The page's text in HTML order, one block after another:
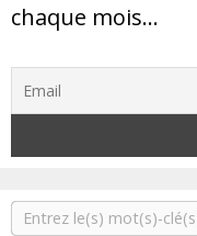
chaque mois…